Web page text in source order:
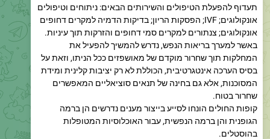
אונקולוגים; צנתורים למקרים סמי דחופים והזרקות תוך עיניות.
באשר למערך בריאות הנפש, נדרש להמשיך להפעיל את
המחלקות תוך שחרור מוקדם של מאושפזים ככל הניתו, וזאת על
בסיס הערכה אינטגרטיבית, הכוללת לא רק יציבות קלינית ומידת
המסוכנות, אלא גם בחינה של תנאים סוציאליים המאפשרים
שחרור בטוח.
קופות החולים הונחו לסייע בייצור מענים נדרשים הן ברמה
הגופנית והן ברמה הנפשית, עבור האוכלוסיות המטופלות
בהוסטלים.
ההנחיות קובעות גם כי יש לצמצם ככל הניתן הוצאת הוראות
אשפוז, הסתכלויות וצווים.